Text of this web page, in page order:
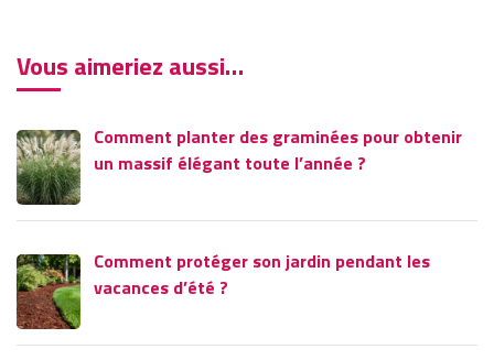
Vous aimeriez aussi…
Comment planter des graminées pour obtenir
un massif élégant toute l’année ?
Comment protéger son jardin pendant les
vacances d’été ?